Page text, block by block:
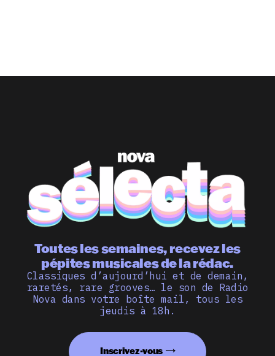
Toutes les semaines, recevez les
pépites musicales de la rédac.
Classiques d’aujourd’hui et de demain,
raretés, rare grooves… le son de Radio
Nova dans votre boîte mail, tous les
jeudis à 18h.
Inscrivez-vous